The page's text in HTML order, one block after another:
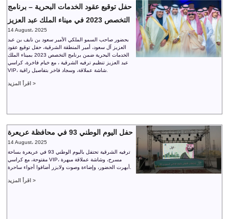
حفل توقيع عقود الخدمات البحرية – برنامج
التخصص 2023 في ميناء الملك عبد العزيز
14 August، 2025
بحضور صاحب السمو الملكي الأمير سعود بن نايف بن عبد
العزيز آل سعود، أمير المنطقة الشرقية، حفل توقيع عقود
الخدمات البحرية ضمن برنامج التخصص 2023 بميناء الملك
عبد العزيز تنظيم ترفيه الشرقية ، مع خيام فاخرة، كراسي
VIP، شاشة عملاقة، وسجاد فاخر بتفاصيل راقية.
اقرأ المزيد >
حفل اليوم الوطني 93 في محافظة عريعرة
14 August، 2025
ترفيه الشرقية تحتفل باليوم الوطني 93 في عريعرة بساحة
مفتوحة، مع كراسي VIP، مسرح، وشاشة عملاقة مبهرة
اقرأ المزيد >